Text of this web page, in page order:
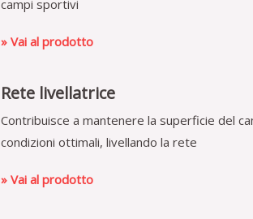
campi sportivi
» Vai al prodotto
Rete livellatrice
Contribuisce a mantenere la superficie del
condizioni ottimali, livellando la rete
» Vai al prodotto